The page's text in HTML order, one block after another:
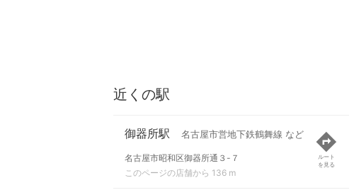
近くの駅
御器所駅 名古屋市営地下鉄鶴舞線 など
名古屋市昭和区御器所通３-７
このページの店舗から 136 m
ルート
を見る